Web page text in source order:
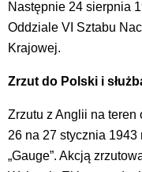
Następnie 24 sierpnia
Oddziale VI Sztabu
Krajowej.
Zrzut do Polski i
Zrzutu z Anglii na teren
26 na 27 stycznia 1943
„Gauge”. Akcją